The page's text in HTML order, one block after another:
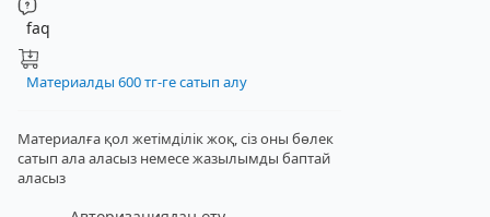
faq
Материалды 600 тг-ге сатып алу
Материалға қол жетімділік жоқ, сіз оны бөлек
сатып ала аласыз немесе жазылымды баптай
аласыз